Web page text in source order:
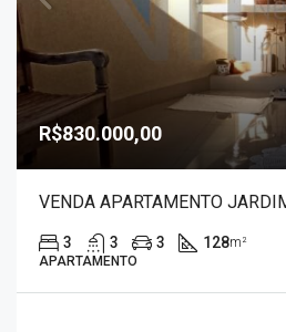
R$830.000,00
VENDA APARTAMENTO
3 3 3 128m²
APARTAMENTO